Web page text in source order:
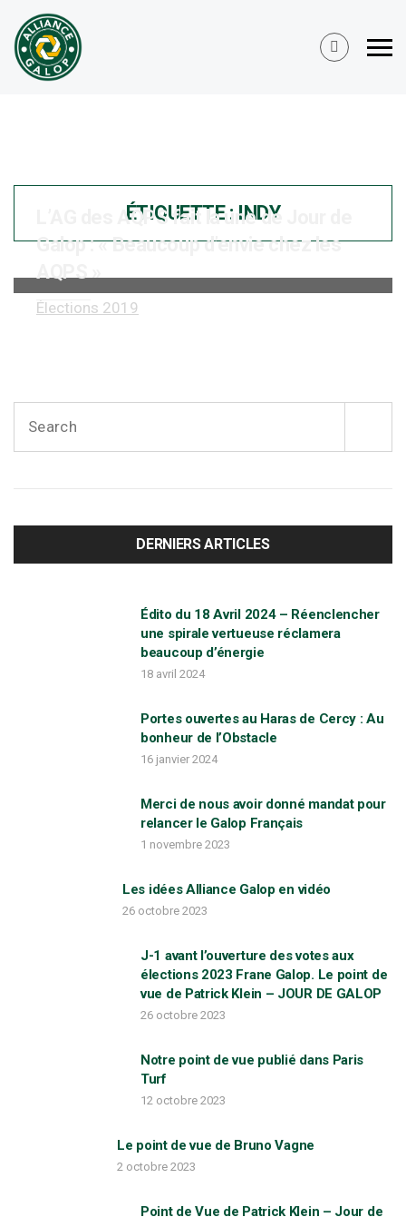
ÉTIQUETTE : INDY
Élections 2019
L’AG des AQPS fait la une de Jour de
Galop : « Beaucoup d’envie chez les
a
o
DERNIERS ARTICLES
Édito du 18 Avril 2024 – Réenclencher
une spirale vertueuse réclamera
beaucoup d’énergie
18 avril 2024
Portes ouvertes au Haras de Cercy : Au
bonheur de l’Obstacle
16 janvier 2024
Merci de nous avoir donné mandat pour
relancer le Galop Français
1 novembre 2023
Les idées Alliance Galop en vidéo
26 octobre 2023
J-1 avant l’ouverture des votes aux
élections 2023 Frane Galop. Le point de
vue de Patrick Klein – JOUR DE GALOP
26 octobre 2023
Notre point de vue publié dans Paris
Turf
12 octobre 2023
Le point de vue de Bruno Vagne
2 octobre 2023
Point de Vue de Patrick Klein – Jour de